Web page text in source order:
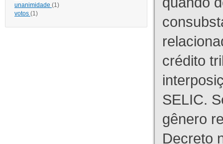
unanimidade (1)
votos (1)
crédito
SELIC.
gênero
Decreto